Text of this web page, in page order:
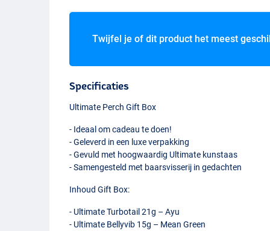
Twijfel je of dit product het meest
Specificaties
Ultimate Perch Gift Box
- Ideaal om cadeau te doen!
- Geleverd in een luxe verpakking
- Gevuld met hoogwaardig Ultimate kunstaas
- Samengesteld met baarsvisserij in gedachten
Inhoud Gift Box:
- Ultimate Turbotail 21g – Ayu
- Ultimate Bellyvib 15g – Mean Green